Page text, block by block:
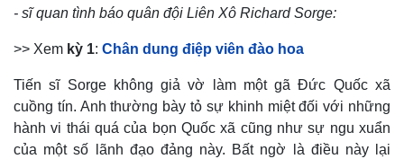
- sĩ quan tình báo quân đội Liên Xô Richard Sorge:
>> Xem kỳ 1: Chân dung điệp viên đào hoa
Tiến sĩ Sorge không giả vờ làm một gã Đức Quốc xã
cuồng tín. Anh thường bày tỏ sự khinh miệt đối với những
hành vi thái quá của bọn Quốc xã cũng như sự ngu xuẩn
của một số lãnh đạo đảng này. Bất ngờ là điều này lại